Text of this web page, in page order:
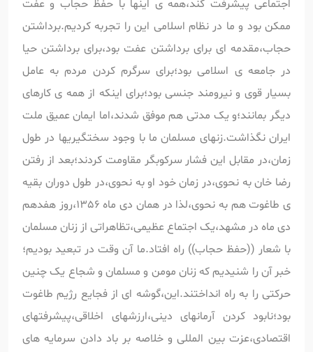
اجتماعی پیشرفت کند،همه ی اینها با حفظ حجاب و عفت
ممکن بود و ما در نظام اسلامی این را تجربه کردیم.برداشتن
حجاب،مقدمه ای برای برداشتن عفت بود،برای برداشتن حیا
در جامعه ی اسلامی بود؛برای سرگرم کردن مردم به عامل
بسیار قوی و نیرومند جنسی بود؛برای اینکه از همه ی کارهای
دیگر بمانند؛و یک مدتی هم موفق شدند،اما ایمان عمیق ملت
ایران نگذاشت.زنهای مسلمان ما با وجود سختگیریها در طول
زمان،در مقابل این فشار سرکوبگر مقاومت کردند؛بعد از رفتن
رضا خان به نحوی،در زمان خود او به نحوی،در طول دوران بقیه
ی طاغوت هم به نحوی،لذا در همان دی ماه 1356،روز هفدهم
دی ماه در مشهد،یک اجتماع عظیمی،تظاهراتی از زنان مسلمان
با شعار ((حفظ حجاب)) راه افتاد.ما آن وقت در تبعید بودیم؛
خبر آن را شنیدیم که زنان مومن و مسلمان و شجاع یک چنین
حرکتی را به راه انداختند.این،گوشه ای از فجایع رژیم طاغوت
بود؛نابود کردن آرمانهای دینی،ارزشهای اخلاقی،پیشرفتهای
اقتصادی،عزت بین المللی و خلاصه بر باد دادن سرمایه های